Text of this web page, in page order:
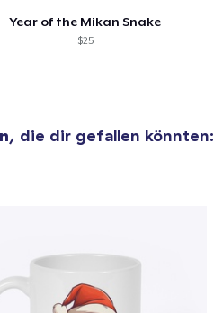
Year of the Mikan Snake
$25
, die dir gefallen könnten: